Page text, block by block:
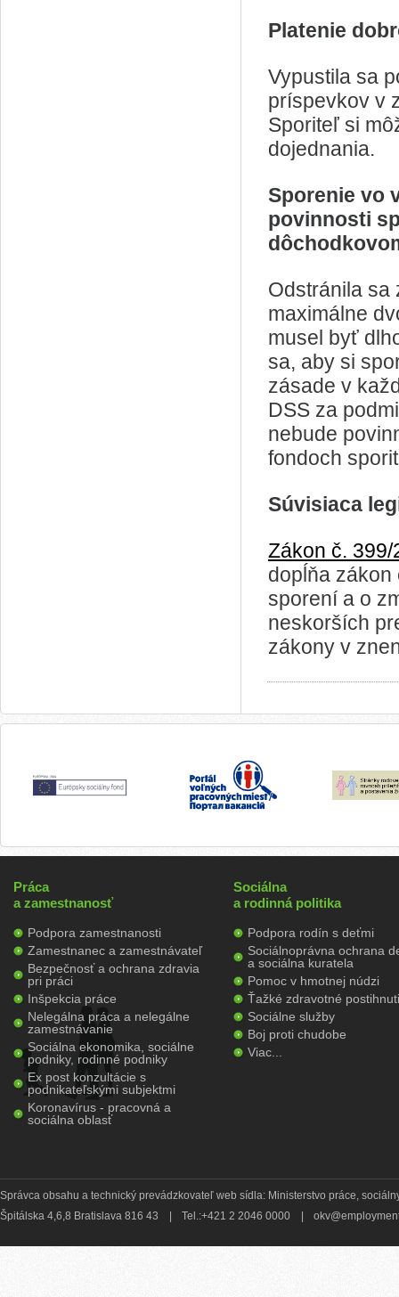
Platenie
Vypustila sa
príspevkov v
Sporiteľ si
dojednania.
Sporenie vo
povinnosti
Odstránila sa
maximálne
musel byť
sa, aby si
zásade v
DSS za
nebude
fondoch
Súvisiaca
Zákon č.
dopĺňa zákon
sporení a o
neskorších
zákony v
Práca
a zamestnanosť
Podpora zamestnanosti
Zamestnanec a zamestnávateľ
Bezpečnosť a ochrana zdravia
pri práci
Inšpekcia práce
Nelegálna práca a nelegálne
zamestnávanie
Sociálna ekonomika, sociálne
podniky, rodinné podniky
Ex post konzultácie s
podnikateľskými subjektmi
Koronavírus - pracovná a
sociálna oblasť
Sociálna
a rodinná politika
Podpora rodín s deťmi
Sociálnoprávna ochrana
a sociálna kuratela
Pomoc v hmotnej núdzi
Ťažké zdravotné
Sociálne služby
Boj proti chudobe
Viac...
Správca obsahu a technický prevádzkovateľ web sídla: Ministerstvo práce,
Špitálska 4,6,8 Bratislava 816 43
Tel.:+421 2 2046 0000